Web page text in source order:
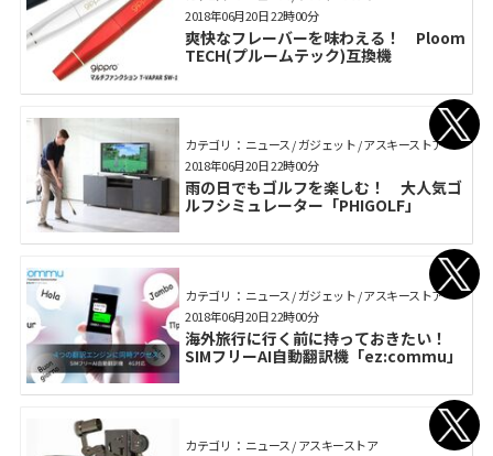
爽快なフレーバーを味わえる！ Ploom
TECH(プルームテック)互換機
2018年06月20日 22時00分
カテゴリ： ニュース / ガジェット / アスキーストア
雨の日でもゴルフを楽しむ！ 大人気ゴ
ルフシミュレーター「PHIGOLF」
2018年06月20日 22時00分
カテゴリ： ニュース / ガジェット / アスキーストア
海外旅行に行く前に持っておきたい！
SIMフリーAI自動翻訳機「ez:commu」
2018年06月20日 22時00分
カテゴリ： ニュース / アスキーストア